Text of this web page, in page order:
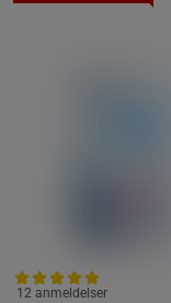
12 anmeldelser